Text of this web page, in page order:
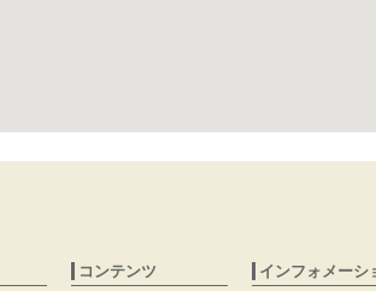
コンテンツ インフォメーシ